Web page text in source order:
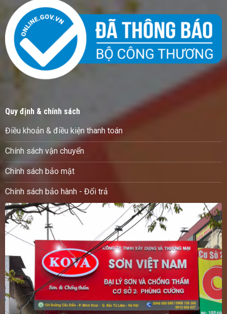
Quy định & chính sách
Điều khoản & điều kiện thanh toán
Chính sách vận chuyển
Chính sách bảo mật
Chính sách bảo hành - Đổi trả